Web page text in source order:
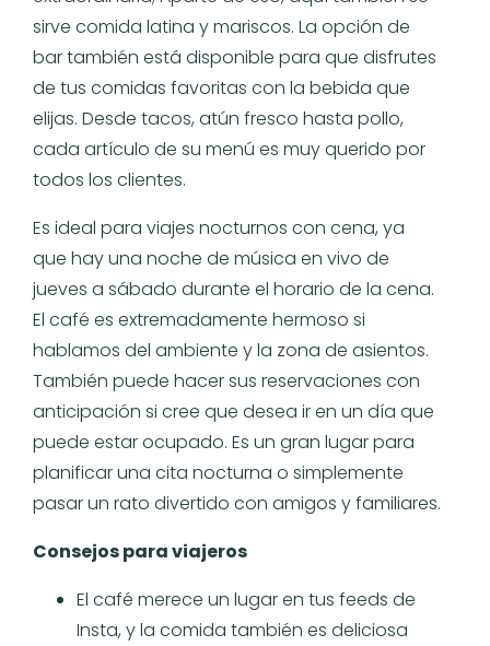
sirve comida latina y mariscos. La opción de
bar también está disponible para que disfrutes
de tus comidas favoritas con la bebida que
elijas. Desde tacos, atún fresco hasta pollo,
cada artículo de su menú es muy querido por
todos los clientes.
Es ideal para viajes nocturnos con cena, ya
que hay una noche de música en vivo de
jueves a sábado durante el horario de la cena.
El café es extremadamente hermoso si
hablamos del ambiente y la zona de asientos.
También puede hacer sus reservaciones con
anticipación si cree que desea ir en un día que
puede estar ocupado. Es un gran lugar para
planificar una cita nocturna o simplemente
pasar un rato divertido con amigos y familiares.
Consejos para viajeros
El café merece un lugar en tus feeds de
Insta, y la comida también es deliciosa